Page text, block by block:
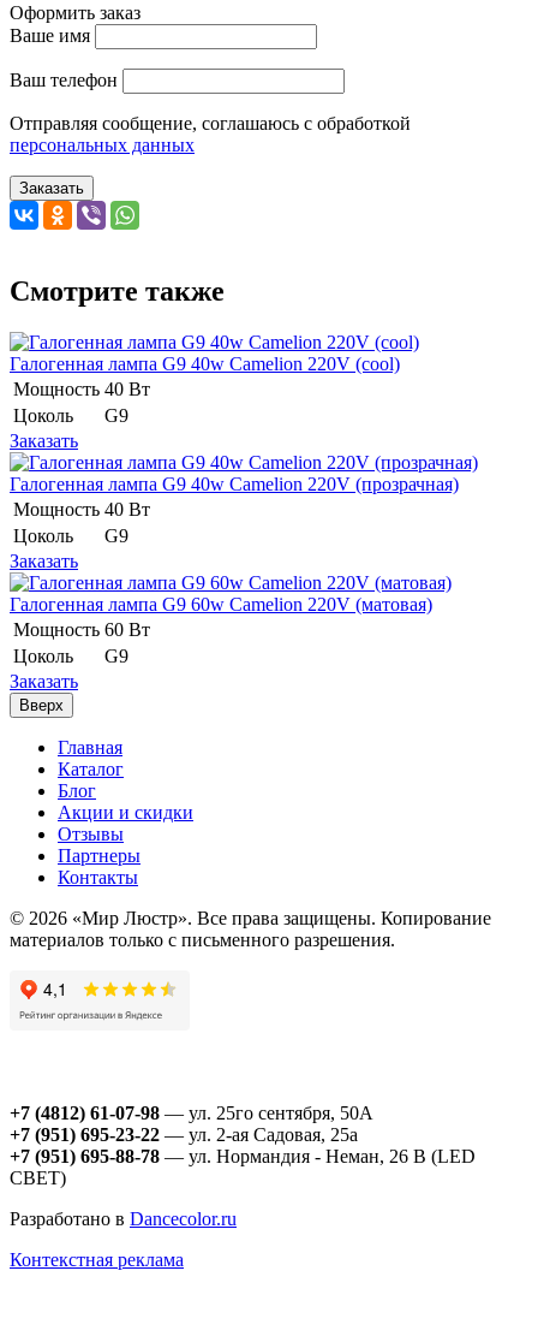
Оформить заказ
Ваше имя
Ваш телефон
Отправляя сообщение, соглашаюсь с обработкой
персональных данных
Заказать
Смотрите также
Галогенная лампа G9 40w Camelion 220V (cool)
Мощность 40 Вт
Цоколь
G9
Заказать
Галогенная лампа G9 40w Camelion 220V (прозрачная)
Мощность 40 Вт
Цоколь
G9
Заказать
Галогенная лампа G9 60w Camelion 220V (матовая)
Мощность 60 Вт
Цоколь
G9
Заказать
Вверх
Главная
Каталог
Блог
Акции и скидки
Отзывы
Партнеры
Контакты
© 2026 «Мир Люстр». Все права защищены. Копирование
материалов только с письменного разрешения.
+7 (4812) 61-07-98 — ул. 25го сентября, 50А
+7 (951) 695-23-22 — ул. 2-ая Садовая, 25а
+7 (951) 695-88-78 — ул. Нормандия - Неман, 26 В (LED
СВЕТ)
Разработано в Dancecolor.ru
Контекстная реклама